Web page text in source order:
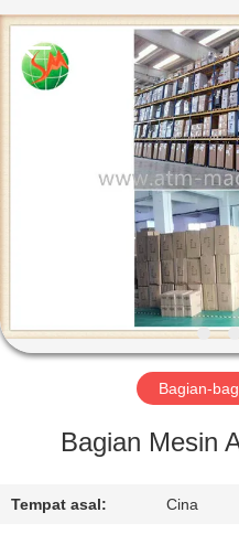
PRODUK
TENTANG
TUR
KONTROL
KUALITAS
International
Co.,Ltd..
Rights
Reserved.
Bagian-
Bagian Mesin
Tempat asal: Cina